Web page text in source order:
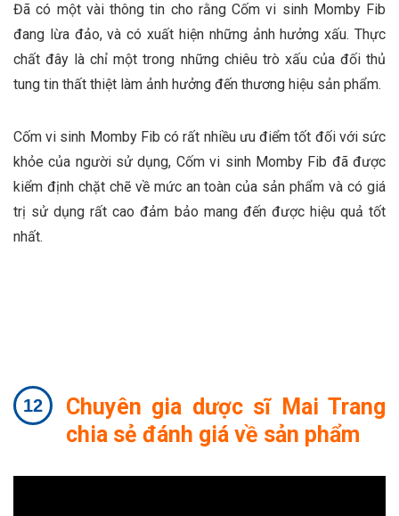
Đã có một vài thông tin cho rằng Cốm vi sinh Momby Fib
đang lừa đảo, và có xuất hiện những ảnh hưởng xấu. Thực
chất đây là chỉ một trong những chiêu trò xấu của đối thủ
tung tin thất thiệt làm ảnh hưởng đến thương hiệu sản phẩm.
Cốm vi sinh Momby Fib có rất nhiều ưu điểm tốt đối với sức
khỏe của người sử dụng, Cốm vi sinh Momby Fib đã được
kiểm định chặt chẽ về mức an toàn của sản phẩm và có giá
trị sử dụng rất cao đảm bảo mang đến được hiệu quả tốt
nhất.
Chuyên gia dược sĩ Mai Trang
chia sẻ đánh giá về sản phẩm